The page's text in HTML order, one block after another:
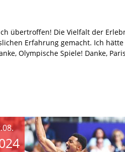
übertroffen! Die Vielfalt der
Erfahrung gemacht. Ich
Olympische Spiele! Danke,